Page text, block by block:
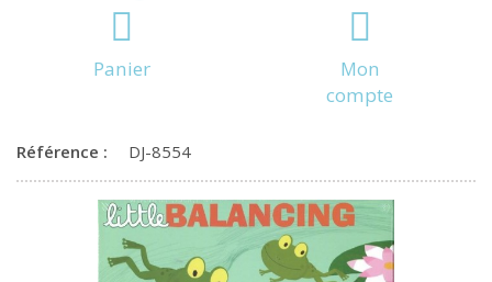
Panier
Mon
compte
Référence : DJ-8554